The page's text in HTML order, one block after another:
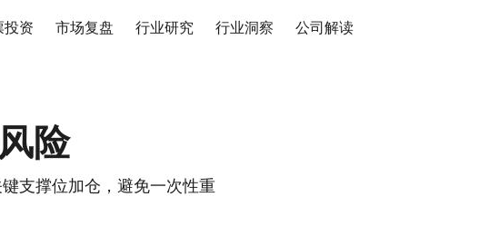
投资 市场复盘 行业研究 行业洞察 公司解读
险
支撑位加仓，避免一次性重